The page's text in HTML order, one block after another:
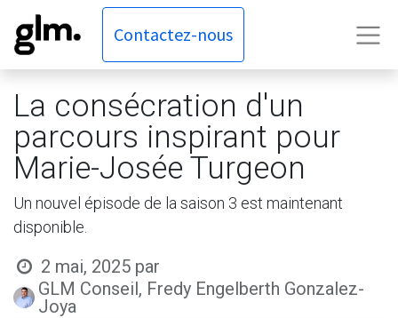
Contactez-nous
La consécration d'un
parcours inspirant pour
Marie-Josée Turgeon
Un nouvel épisode de la saison 3 est maintenant
disponible.
2 mai, 2025 par
GLM Conseil, Fredy Engelberth Gonzalez-
Joya